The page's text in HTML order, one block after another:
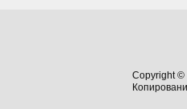
Copyright ©